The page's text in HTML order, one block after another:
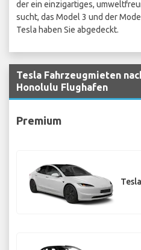
der ein einzigartiges,
sucht, das Model 3 und der
Tesla haben Sie abgedeckt.
Tesla Fahrzeugmieten
Honolulu Flughafen
Premium